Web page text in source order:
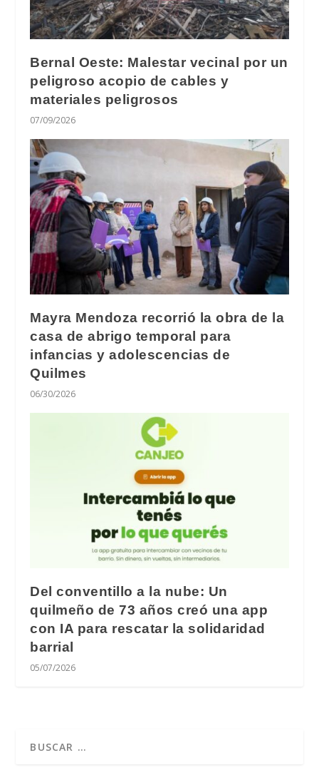
Bernal Oeste: Malestar vecinal por un
peligroso acopio de cables y
materiales peligrosos
07/09/2026
Mayra Mendoza recorrió la obra de la
casa de abrigo temporal para
infancias y adolescencias de
Quilmes
06/30/2026
Del conventillo a la nube: Un
quilmeño de 73 años creó una app
con IA para rescatar la solidaridad
barrial
05/07/2026